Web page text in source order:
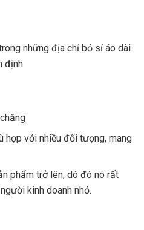
những địa chỉ bỏ sỉ áo dài
định
hợp với nhiều đối tượng, mang
phẩm trở lên, dó đó nó rất
kinh doanh nhỏ.